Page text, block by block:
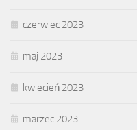
czerwiec 2023
maj 2023
kwiecień 2023
marzec 2023